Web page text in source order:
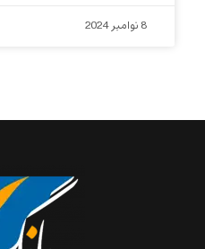
8 نوامبر 2024